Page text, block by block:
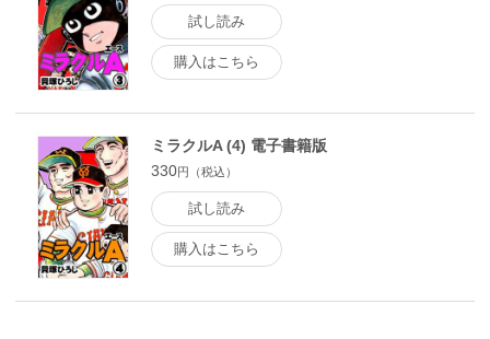
試し読み
購入はこちら
ミラクルA (4) 電子書籍版
330円（税込）
試し読み
購入はこちら